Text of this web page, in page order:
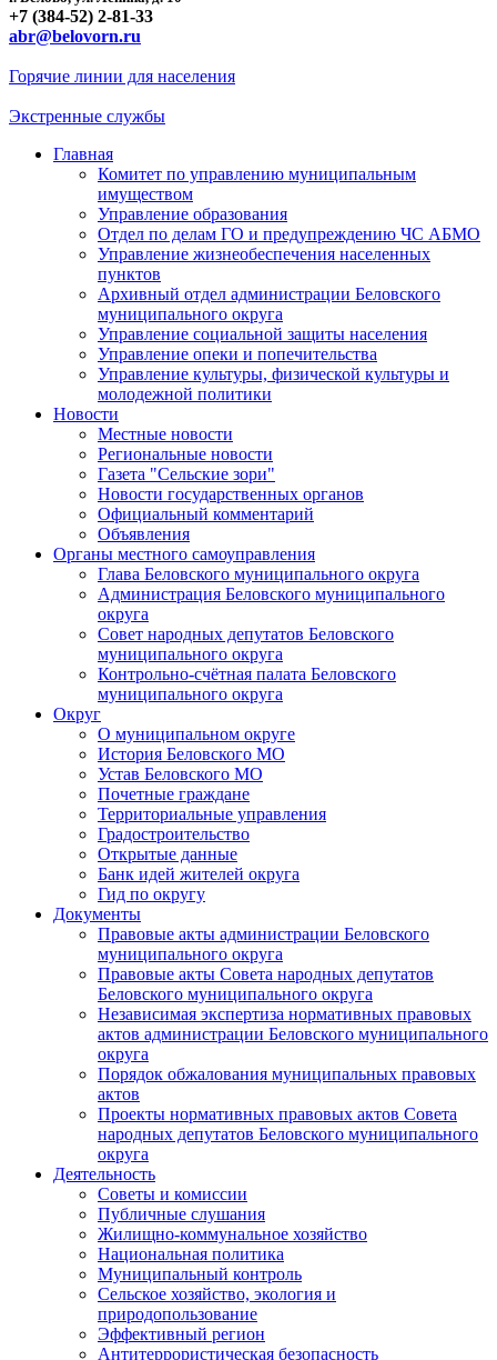
+7 (384-52) 2-81-33
abr@belovorn.ru
Горячие линии для населения
Экстренные службы
Главная
Комитет по управлению муниципальным
имуществом
Управление образования
Отдел по делам ГО и предупреждению ЧС АБМО
Управление жизнеобеспечения населенных
пунктов
Архивный отдел администрации Беловского
муниципального округа
Управление социальной защиты населения
Управление опеки и попечительства
Управление культуры, физической культуры и
молодежной политики
Новости
Местные новости
Региональные новости
Газета "Сельские зори"
Новости государственных органов
Официальный комментарий
Объявления
Органы местного самоуправления
Глава Беловского муниципального округа
Администрация Беловского муниципального
округа
Совет народных депутатов Беловского
муниципального округа
Контрольно-счётная палата Беловского
муниципального округа
Округ
О муниципальном округе
История Беловского МО
Устав Беловского МО
Почетные граждане
Территориальные управления
Градостроительство
Открытые данные
Банк идей жителей округа
Гид по округу
Документы
Правовые акты администрации Беловского
муниципального округа
Правовые акты Совета народных депутатов
Беловского муниципального округа
Независимая экспертиза нормативных правовых
актов администрации Беловского муниципального
округа
Порядок обжалования муниципальных правовых
актов
Проекты нормативных правовых актов Совета
народных депутатов Беловского муниципального
округа
Деятельность
Советы и комиссии
Публичные слушания
Жилищно-коммунальное хозяйство
Национальная политика
Муниципальный контроль
Сельское хозяйство, экология и
природопользование
Эффективный регион
Антитеррористическая безопасность